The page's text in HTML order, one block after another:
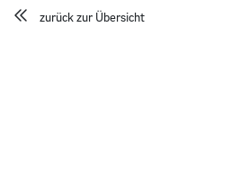
zurück zur Übersicht